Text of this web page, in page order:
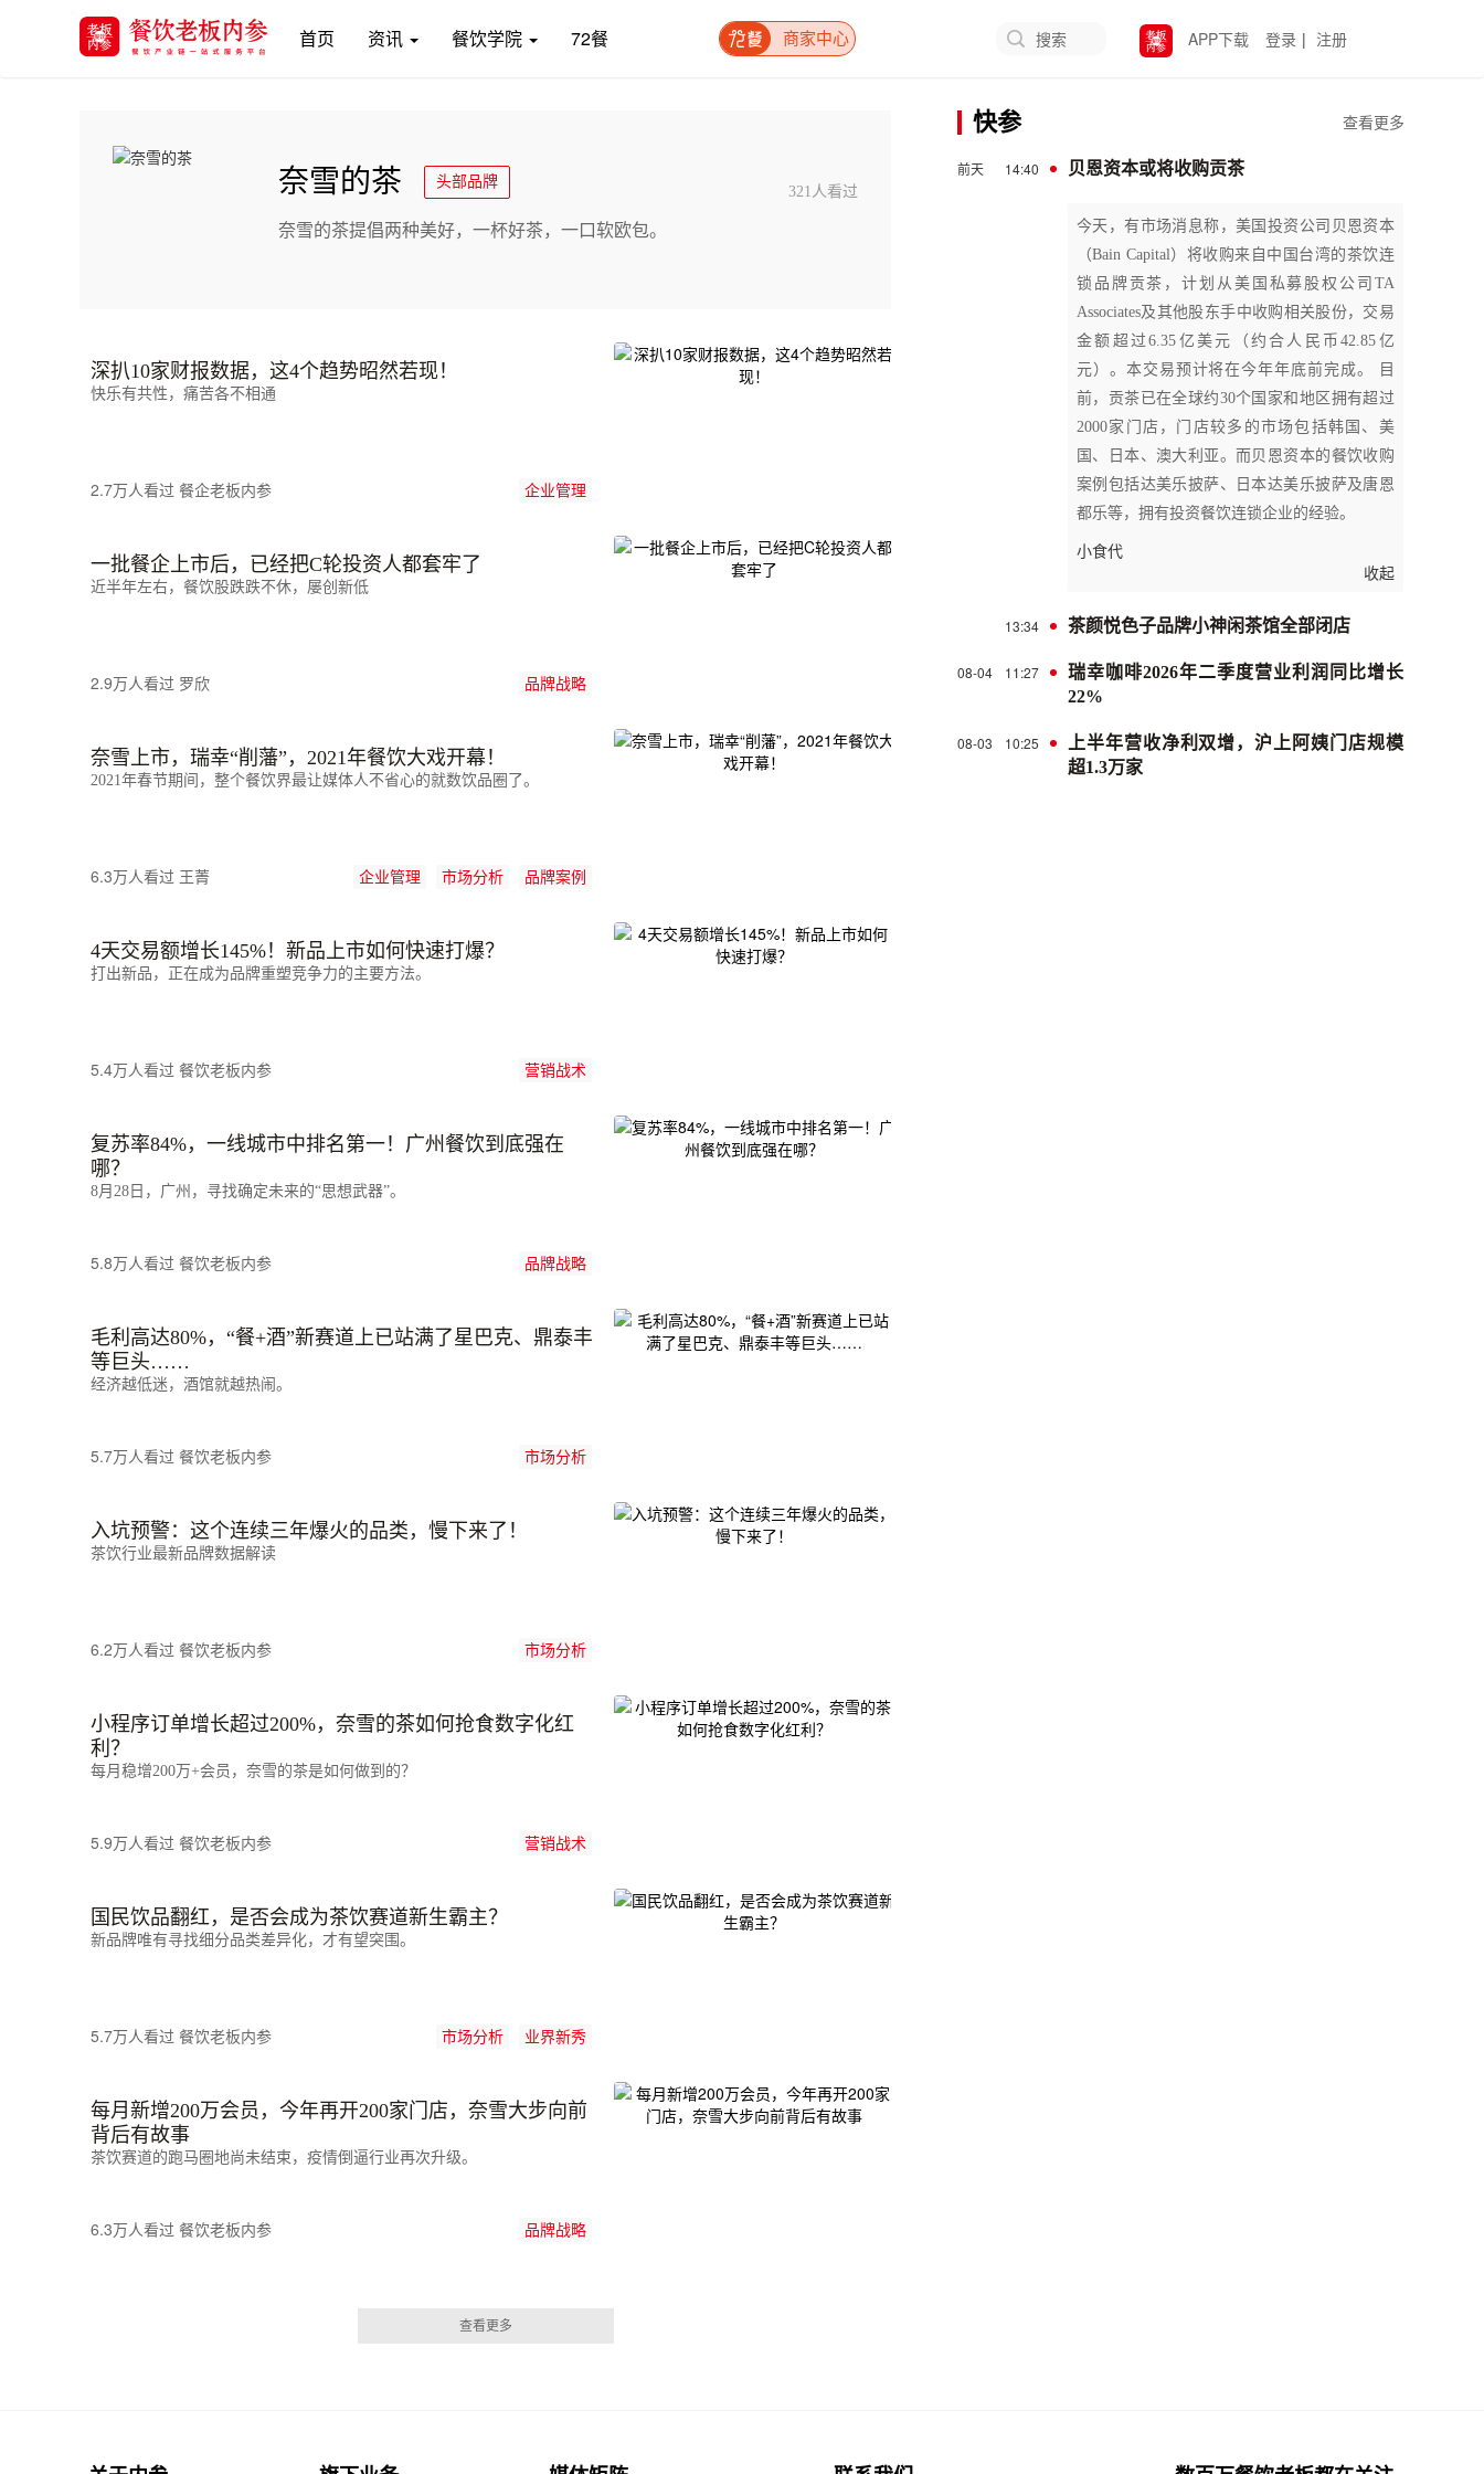
首页 (current)
资讯 餐饮学院 72餐 商家中心 搜索 APP下载 登录 | 注册
奈雪的茶 头部品牌
奈雪的茶提倡两种美好，一杯好茶，一口软欧包。
321人看过
深扒10家财报数据，这4个趋势昭然若现！
快乐有共性，痛苦各不相通
2.7万人看过 餐企老板内参 企业管理
一批餐企上市后，已经把C轮投资人都套牢了
近半年左右，餐饮股跌跌不休，屡创新低
2.9万人看过 罗欣 品牌战略
奈雪上市，瑞幸“削藩”，2021年餐饮大戏开幕！
2021年春节期间，整个餐饮界最让媒体人不省心的就数饮品圈了。
6.3万人看过 王菁 企业管理 市场分析 品牌案例
4天交易额增长145%！新品上市如何快速打爆？
打出新品，正在成为品牌重塑竞争力的主要方法。
5.4万人看过 餐饮老板内参 营销战术
复苏率84%，一线城市中排名第一！广州餐饮到底强在
哪？
8月28日，广州，寻找确定未来的“思想武器”。
5.8万人看过 餐饮老板内参 品牌战略
毛利高达80%，“餐+酒”新赛道上已站满了星巴克、鼎泰丰
等巨头……
经济越低迷，酒馆就越热闹。
5.7万人看过 餐饮老板内参 市场分析
入坑预警：这个连续三年爆火的品类，慢下来了！
茶饮行业最新品牌数据解读
6.2万人看过 餐饮老板内参 市场分析
小程序订单增长超过200%，奈雪的茶如何抢食数字化红
利？
每月稳增200万+会员，奈雪的茶是如何做到的？
5.9万人看过 餐饮老板内参 营销战术
国民饮品翻红，是否会成为茶饮赛道新生霸主？
新品牌唯有寻找细分品类差异化，才有望突围。
5.7万人看过 餐饮老板内参 市场分析 业界新秀
每月新增200万会员，今年再开200家门店，奈雪大步向前
背后有故事
茶饮赛道的跑马圈地尚未结束，疫情倒逼行业再次升级。
6.3万人看过 餐饮老板内参 品牌战略
查看更多
快参 查看更多
前天 14:40 贝恩资本或将收购贡茶
今天，有市场消息称，美国投资公司贝恩资本
（Bain Capital）将收购来自中国台湾的茶饮连
锁品牌贡茶，计划从美国私募股权公司TA
Associates及其他股东手中收购相关股份，交易
金额超过6.35亿美元（约合人民币42.85亿
元）。本交易预计将在今年年底前完成。 目
前，贡茶已在全球约30个国家和地区拥有超过
2000家门店，门店较多的市场包括韩国、美
国、日本、澳大利亚。而贝恩资本的餐饮收购
案例包括达美乐披萨、日本达美乐披萨及唐恩
都乐等，拥有投资餐饮连锁企业的经验。
小食代
收起
13:34 茶颜悦色子品牌小神闲茶馆全部闭店
08-04 11:27
瑞幸咖啡2026年二季度营业利润同比增长
22%
08-03 10:25
上半年营收净利双增，沪上阿姨门店规模
超1.3万家